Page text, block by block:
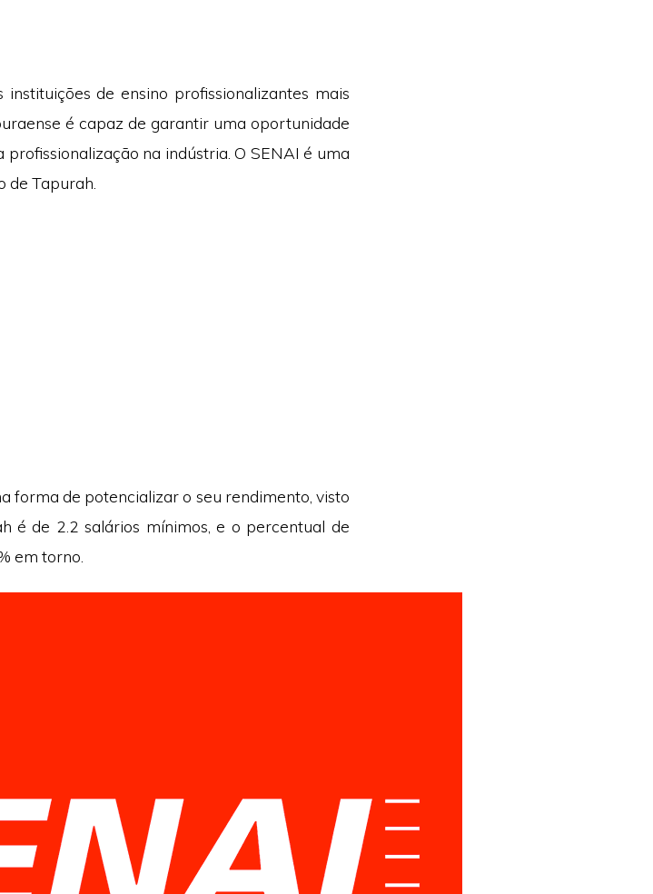
instituições de ensino profissionalizantes mais
é capaz de garantir uma oportunidade
profissionalização na indústria. O SENAI é uma
de Tapurah.
forma de potencializar o seu rendimento, visto
é de 2.2 salários mínimos, e o percentual de
em torno.